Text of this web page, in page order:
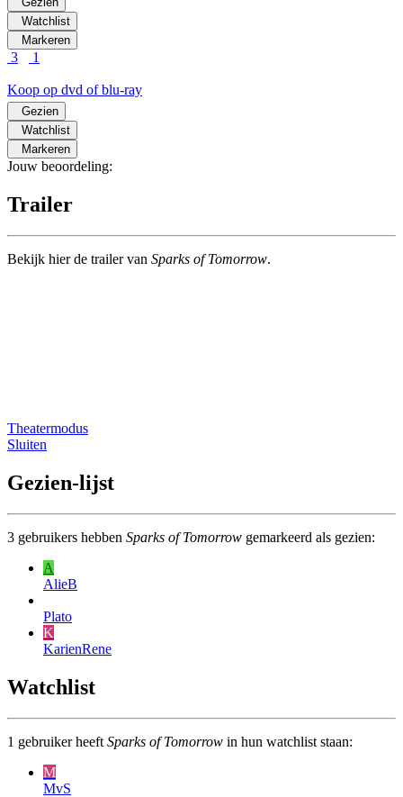
Watchlist
Markeren
3 1
Koop op dvd of blu-ray
Gezien
Watchlist
Markeren
Jouw beoordeling:
Trailer
Bekijk hier de trailer van Sparks of Tomorrow.
Theatermodus
Sluiten
Gezien-lijst
3 gebruikers hebben Sparks of Tomorrow gemarkeerd als gezien:
A
AlieB
Plato
K
KarienRene
Watchlist
1 gebruiker heeft Sparks of Tomorrow in hun watchlist staan:
M
MvS